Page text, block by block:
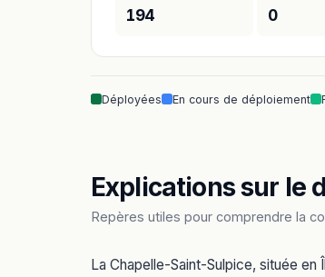
194 0
Déployées En cours de déploiement
Explications sur le
Repères utiles pour comprendre la
La Chapelle-Saint-Sulpice, située